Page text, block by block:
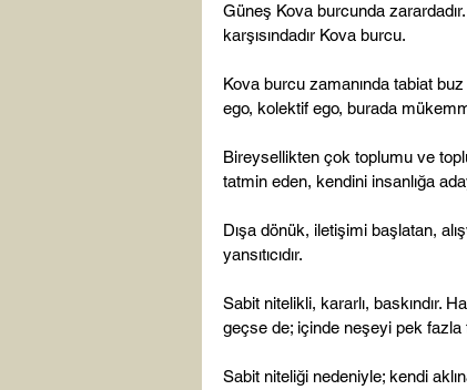
Güneş Kova burcunda
karşısındadır Kova burcu.
Kova burcu zamanında tabiat
ego, kolektif ego, burada
Bireysellikten çok toplumu ve
tatmin eden, kendini insanlığa
Dışa dönük, iletişimi başlatan,
yansıtıcıdır.
Sabit nitelikli, kararlı, baskındır.
geçse de; içinde neşeyi pek
Sabit niteliği nedeniyle; kendi